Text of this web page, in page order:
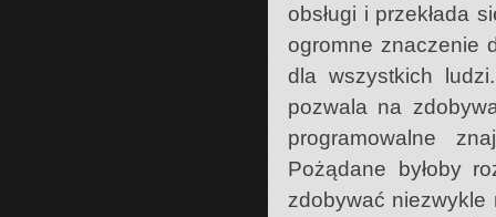
obsługi i przekłada
ogromne znaczenie
dla wszystkich
pozwala na
programowalne
Pożądane byłoby
zdobywać niezwykle